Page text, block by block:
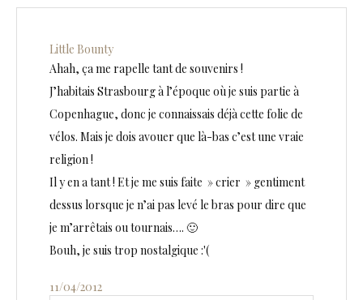
Little Bounty
Ahah, ça me rapelle tant de souvenirs !
J’habitais Strasbourg à l’époque où je suis partie à
Copenhague, donc je connaissais déjà cette folie de
vélos. Mais je dois avouer que là-bas c’est une vraie
religion !
Il y en a tant ! Et je me suis faite » crier » gentiment
dessus lorsque je n’ai pas levé le bras pour dire que
je m’arrêtais ou tournais…. 🙂
Bouh, je suis trop nostalgique :'(
11/04/2012